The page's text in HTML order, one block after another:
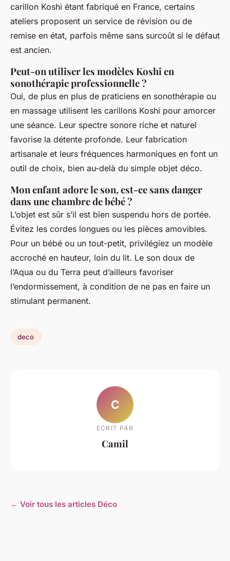
carillon Koshi étant fabriqué en France, certains
ateliers proposent un service de révision ou de
remise en état, parfois même sans surcoût si le défaut
est ancien.
Peut-on utiliser les modèles Koshi en
sonothérapie professionnelle ?
Oui, de plus en plus de praticiens en sonothérapie ou
en massage utilisent les carillons Koshi pour amorcer
une séance. Leur spectre sonore riche et naturel
favorise la détente profonde. Leur fabrication
artisanale et leurs fréquences harmoniques en font un
outil de choix, bien au-delà du simple objet déco.
Mon enfant adore le son, est-ce sans danger
dans une chambre de bébé ?
L’objet est sûr s’il est bien suspendu hors de portée.
Évitez les cordes longues ou les pièces amovibles.
Pour un bébé ou un tout-petit, privilégiez un modèle
accroché en hauteur, loin du lit. Le son doux de
l’Aqua ou du Terra peut d’ailleurs favoriser
l’endormissement, à condition de ne pas en faire un
stimulant permanent.
deco
C
ECRIT PAR
Camil
← Voir tous les articles Déco